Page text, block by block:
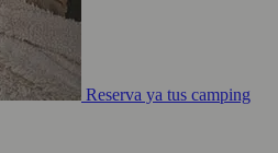
Reserva ya tus camping